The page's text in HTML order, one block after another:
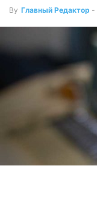
By Главный Редактор -